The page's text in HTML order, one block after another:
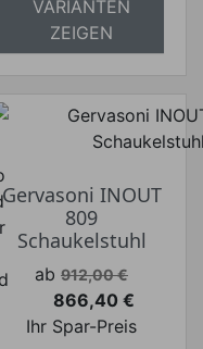
VARIANTEN
ZEIGEN
Gervasoni INOUT
809
Schaukelstuhl
Verkaufspreis
ab 912,00 €
Preis
866,40 €
Ihr Spar-Preis